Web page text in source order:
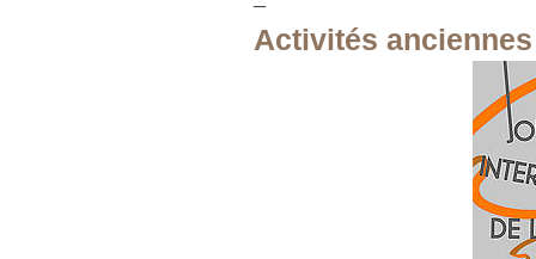
Activités anciennes